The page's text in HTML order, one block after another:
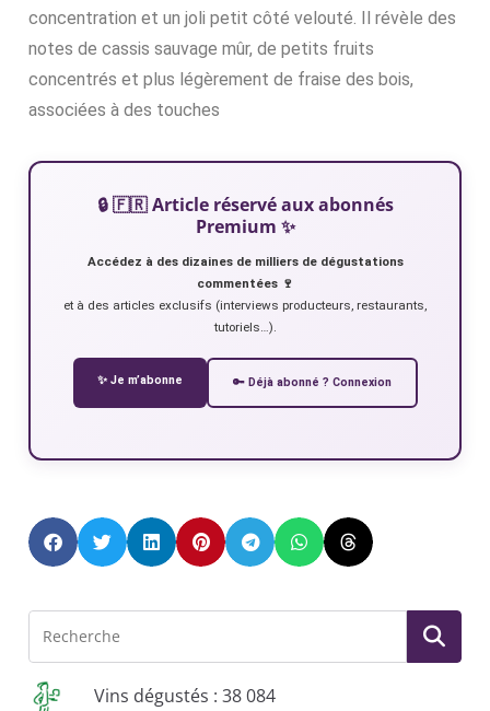
concentration et un joli petit côté velouté. Il révèle des
notes de cassis sauvage mûr, de petits fruits
concentrés et plus légèrement de fraise des bois,
associées à des touches
🔒 🇫🇷 Article réservé aux abonnés
Premium ✨
Accédez à des dizaines de milliers de dégustations
commentées 🍷
et à des articles exclusifs (interviews producteurs, restaurants,
tutoriels…).
✨ Je m’abonne 🔑 Déjà abonné ? Connexion
Vins dégustés : 38 084